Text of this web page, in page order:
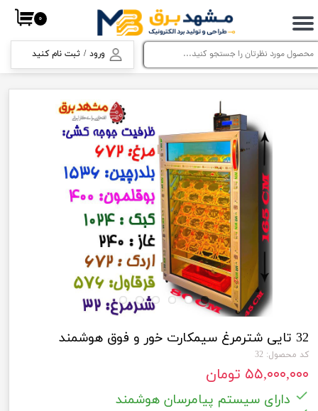
ورود / ثبت نام کنید
حساب کاربری من
تغییر گذر واژه
سفارشات
خروج از حساب کاربری
۰
32 تایی شترمرغ سیمکارت خور و فوق هوشمند
کد محصول: 32
۵۵,۰۰۰,۰۰۰ تومان
دارای سیستم پیامرسان هوشمند